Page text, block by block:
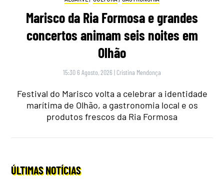
Marisco da Ria Formosa e grandes
concertos animam seis noites em
Olhão
15:30 6 Agosto, 2026 | Cristina Mendonça
Festival do Marisco volta a celebrar a identidade
marítima de Olhão, a gastronomia local e os
produtos frescos da Ria Formosa
ÚLTIMAS NOTÍCIAS